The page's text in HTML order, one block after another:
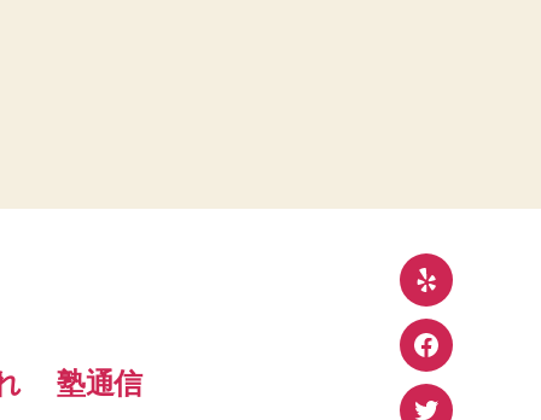
塾通信
Yelp
Facebook